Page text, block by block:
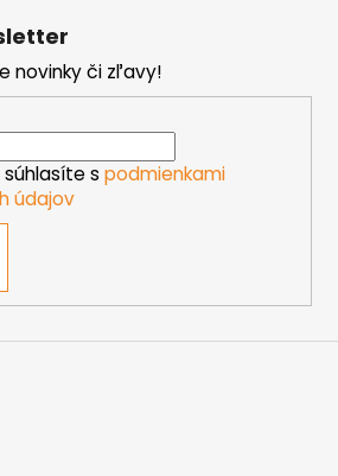
a
c
i
e
p
r
v
ý
novinky či zľavy!
s podmienkami
údajov